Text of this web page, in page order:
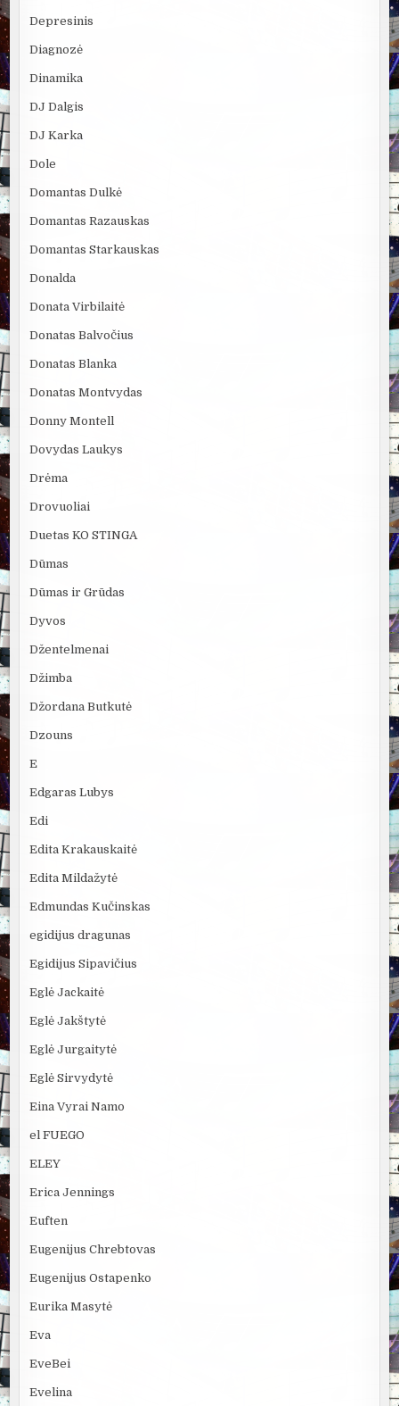
Depresinis
Diagnozė
Dinamika
DJ Dalgis
DJ Karka
Dole
Domantas Dulkė
Domantas Razauskas
Domantas Starkauskas
Donalda
Donata Virbilaitė
Donatas Balvočius
Donatas Blanka
Donatas Montvydas
Donny Montell
Dovydas Laukys
Drėma
Drovuoliai
Duetas KO STINGA
Dūmas
Dūmas ir Grūdas
Dyvos
Džentelmenai
Džimba
Džordana Butkutė
Dzouns
E
Edgaras Lubys
Edi
Edita Krakauskaitė
Edita Mildažytė
Edmundas Kučinskas
egidijus dragunas
Egidijus Sipavičius
Eglė Jackaitė
Eglė Jakštytė
Eglė Jurgaitytė
Eglė Sirvydytė
Eina Vyrai Namo
el FUEGO
ELEY
Erica Jennings
Euften
Eugenijus Chrebtovas
Eugenijus Ostapenko
Eurika Masytė
Eva
EveBei
Evelina